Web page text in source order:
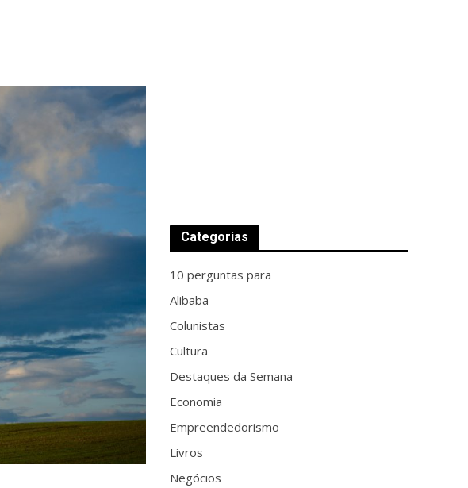
Categorias
10 perguntas para
Alibaba
Colunistas
Cultura
Destaques da Semana
Economia
Empreendedorismo
Livros
Negócios